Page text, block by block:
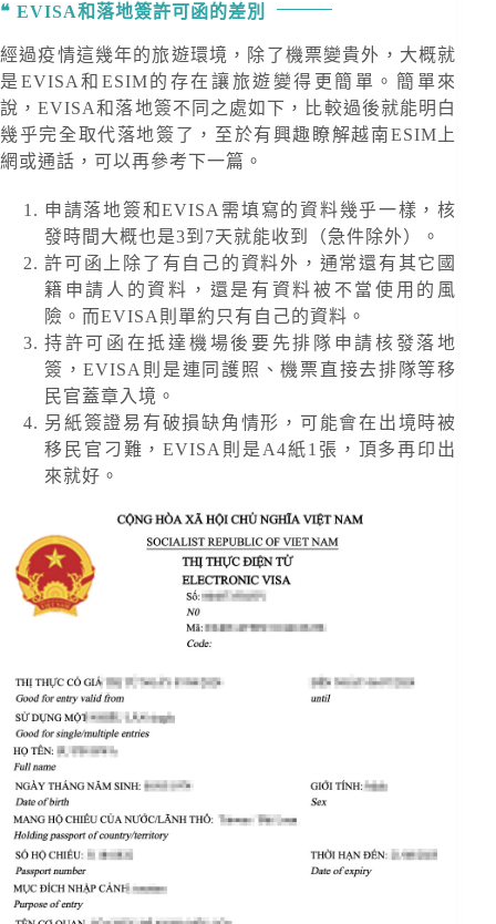
EVISA和落地簽許可函的差別
經過疫情這幾年的旅遊環境，除了機票變貴外，大概就
是EVISA和ESIM的存在讓旅遊變得更簡單。簡單來
說，EVISA和落地簽不同之處如下，比較過後就能明白
幾乎完全取代落地簽了，至於有興趣瞭解越南ESIM上
網或通話，可以再參考下一篇。
申請落地簽和EVISA需填寫的資料幾乎一樣，核
發時間大概也是3到7天就能收到（急件除外）。
許可函上除了有自己的資料外，通常還有其它國
籍申請人的資料，還是有資料被不當使用的風
險。而EVISA則單約只有自己的資料。
持許可函在抵達機場後要先排隊申請核發落地
簽，EVISA則是連同護照、機票直接去排隊等移
民官蓋章入境。
另紙簽證易有破損缺角情形，可能會在出境時被
移民官刁難，EVISA則是A4紙1張，頂多再印出
來就好。